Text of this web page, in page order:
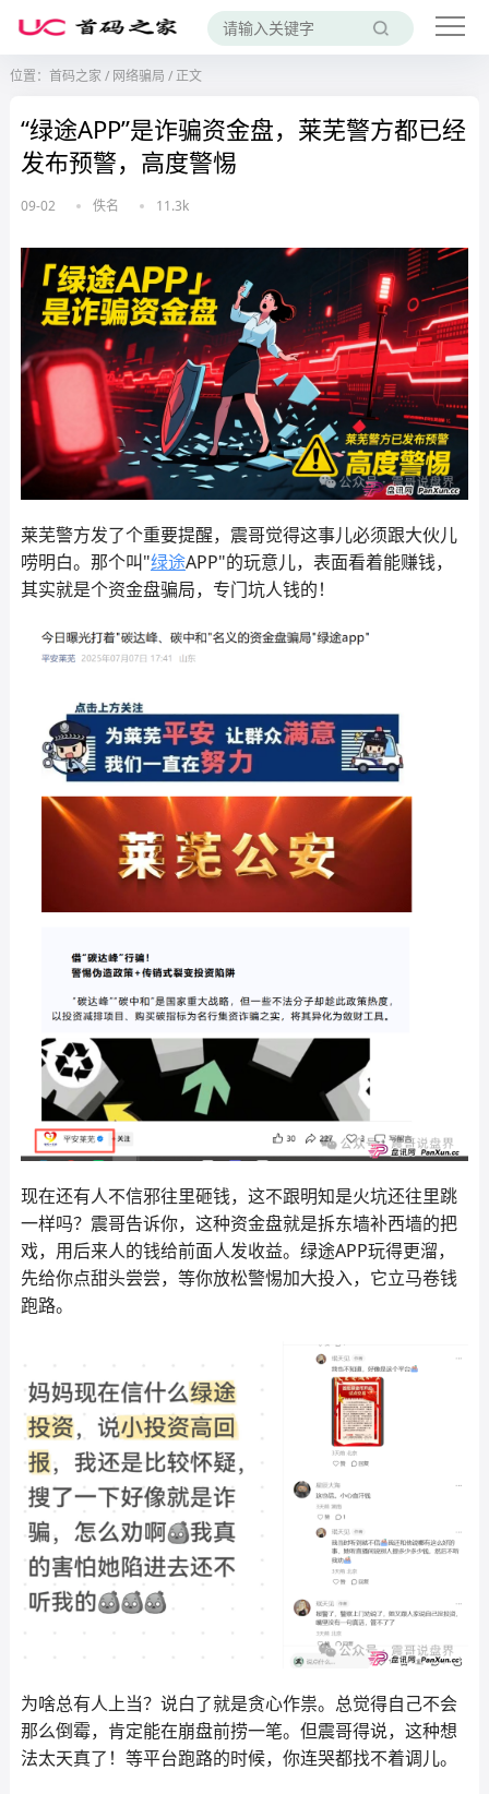
位置： 首码之家 / 网络骗局 /正文
“绿途APP”是诈骗资金盘，莱芜警方都已经
发布预警，高度警惕
09-02 佚名 11.3k
莱芜警方发了个重要提醒，震哥觉得这事儿必须跟大伙儿
唠明白。那个叫"绿途APP"的玩意儿，表面看着能赚钱，
其实就是个资金盘骗局，专门坑人钱的！
现在还有人不信邪往里砸钱，这不跟明知是火坑还往里跳
一样吗？震哥告诉你，这种资金盘就是拆东墙补西墙的把
戏，用后来人的钱给前面人发收益。绿途APP玩得更溜，
先给你点甜头尝尝，等你放松警惕加大投入，它立马卷钱
跑路。
为啥总有人上当？说白了就是贪心作祟。总觉得自己不会
那么倒霉，肯定能在崩盘前捞一笔。但震哥得说，这种想
法太天真了！等平台跑路的时候，你连哭都找不着调儿。